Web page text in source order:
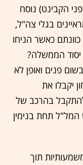
בפני הקבינט) נוסח
בגלי צה"ל,
כוונתם כאשר הניחו
יסוד הממשלה?
פנים ואופן לא
יקבלו את
בהרכב של
תחת בנימין
תוך